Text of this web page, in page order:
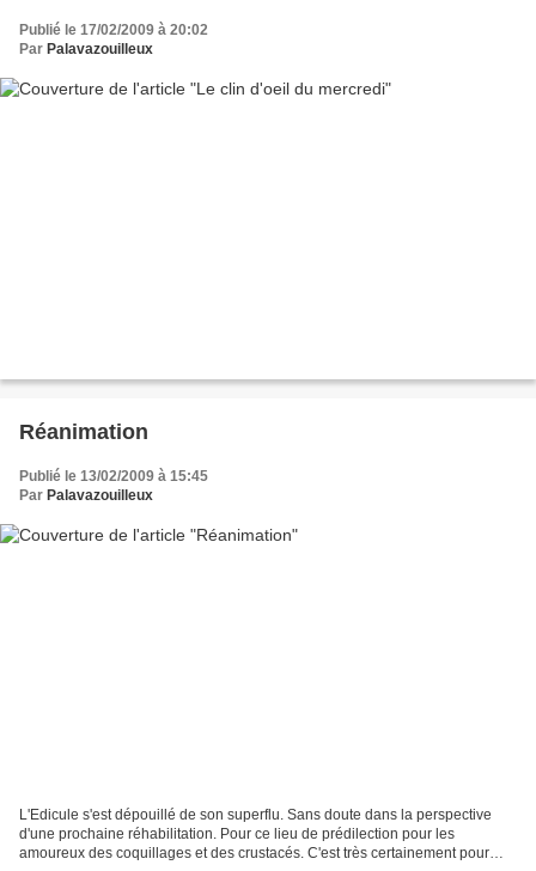
Publié le 17/02/2009 à 20:02
Par Palavazouilleux
Réanimation
Publié le 13/02/2009 à 15:45
Par Palavazouilleux
L'Edicule s'est dépouillé de son superflu. Sans doute dans la perspective
d'une prochaine réhabilitation. Pour ce lieu de prédilection pour les
amoureux des coquillages et des crustacés. C'est très certainement pour